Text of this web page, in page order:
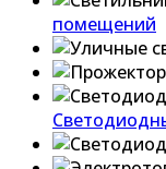
помещений